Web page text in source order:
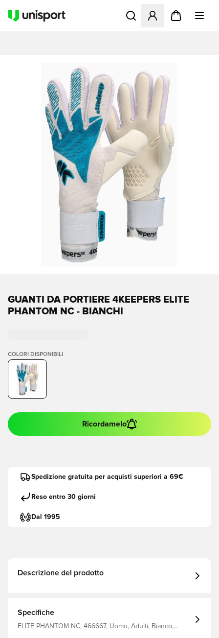
Apre una finestra modale
GUANTI DA PORTIERE 4KEEPERS ELITE
PHANTOM NC - BIANCHI
COLORI DISPONIBILI
Ricordamelo
Spedizione gratuita per acquisti superiori a 69€
Reso entro 30 giorni
Dal 1995
Descrizione del prodotto
Specifiche
ELITE PHANTOM NC, 466667, Uomo, Adulti, Bianco,